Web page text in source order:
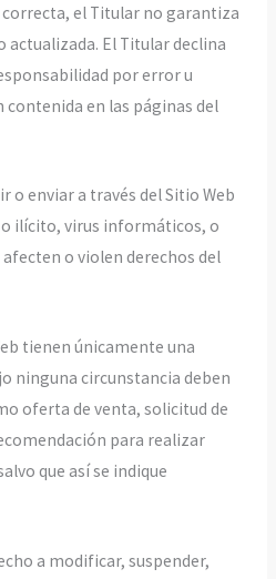
el Titular no garantiza
actualizada. El Titular declina
por error u
en las páginas del
enviar a través del Sitio Web
ilícito, virus informáticos, o
o violen derechos del
tienen únicamente una
ninguna circunstancia deben
oferta de venta, solicitud de
para realizar
que así se indique
a modificar, suspender,